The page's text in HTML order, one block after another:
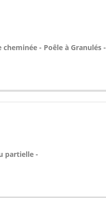
- Poêle à Granulés -
partielle -